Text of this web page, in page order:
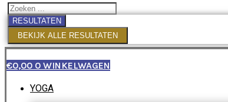
RESULTATEN
BEKIJK ALLE RESULTATEN
€0,00 0 WINKELWAGEN
YOGA